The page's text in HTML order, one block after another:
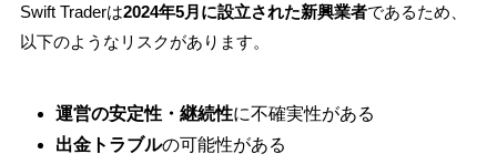
Swift Traderは2024年5月に設立された新興業者であるため、
以下のようなリスクがあります。
運営の安定性・継続性に不確実性がある
出金トラブルの可能性がある